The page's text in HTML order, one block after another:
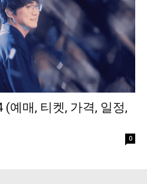
예매, 티켓, 가격, 일정,
0